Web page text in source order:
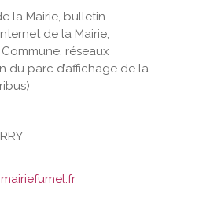
la Mairie, bulletin
de la Mairie,
réseaux
du parc d’affichage de la